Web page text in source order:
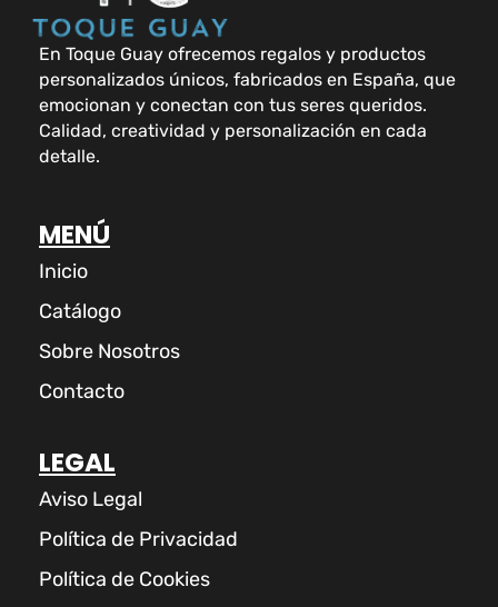
En Toque Guay ofrecemos regalos y productos
personalizados únicos, fabricados en España, que
emocionan y conectan con tus seres queridos.
Calidad, creatividad y personalización en cada
detalle.
MENÚ
Inicio
Catálogo
Sobre Nosotros
Contacto
LEGAL
Aviso Legal
Política de Privacidad
Política de Cookies